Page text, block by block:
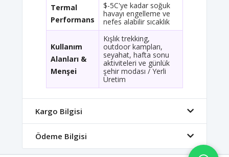
Termal
Performans
$-5C'ye kadar soğuk
havayı engelleme ve
nefes alabilir sıcaklık
Kullanım
Alanları &
Menşei
Kışlık trekking,
outdoor kampları,
seyahat, hafta sonu
aktiviteleri ve günlük
şehir modası / Yerli
Üretim
Kargo Bilgisi
Ödeme Bilgisi